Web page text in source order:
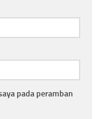
pada peramban